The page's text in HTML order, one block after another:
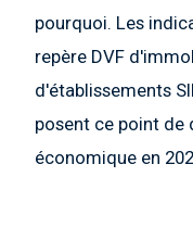
pourquoi. Les
repère DVF
d'établissements
posent ce point
économique en